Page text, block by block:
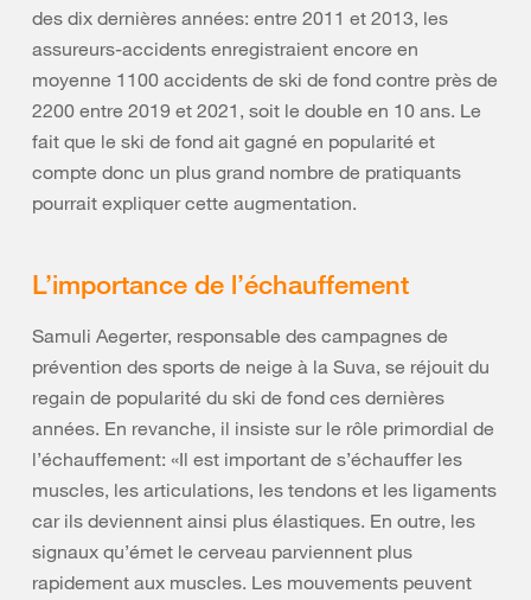
des dix dernières années: entre 2011 et 2013, les
assureurs-accidents enregistraient encore en
moyenne 1100 accidents de ski de fond contre près de
2200 entre 2019 et 2021, soit le double en 10 ans. Le
fait que le ski de fond ait gagné en popularité et
compte donc un plus grand nombre de pratiquants
pourrait expliquer cette augmentation.
L’importance de l’échauffement
Samuli Aegerter, responsable des campagnes de
prévention des sports de neige à la Suva, se réjouit du
regain de popularité du ski de fond ces dernières
années. En revanche, il insiste sur le rôle primordial de
l’échauffement: «Il est important de s’échauffer les
muscles, les articulations, les tendons et les ligaments
car ils deviennent ainsi plus élastiques. En outre, les
signaux qu’émet le cerveau parviennent plus
rapidement aux muscles. Les mouvements peuvent